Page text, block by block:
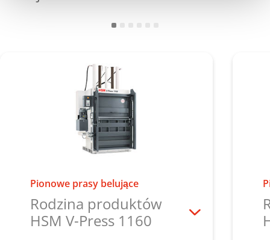
Pionowe prasy belujące
Rodzina produktów
HSM V-Press 1160